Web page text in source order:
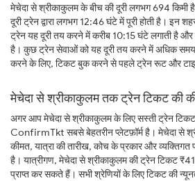
मेचेदा से श्रीकाकुलम के बीच की दूरी लगभग 694 किमी
दूरी ट्रेन द्वारा लगभग 12:46 घंटे में पूरी होती है। इन
ट्रेन यह दूरी तय करने में करीब 10:15 घंटे लगाती है
है। कुछ ट्रेन सेवाओं को यह दूरी तय करने में अधिक
करने के लिए, टिकट बुक करने से पहले ट्रेन रूट और
मेचेदा से श्रीकाकुलम तक ट्रेन टिकट की
अगर आप मेचेदा से श्रीकाकुलम के लिए सस्ती ट्रेन
ConfirmTkt सबसे बेहतरीन प्लेटफ़ॉर्म है। मेचेदा से
कीमत, यात्रा की तारीख, कोच के प्रकार और
है। यात्रीगण, मेचेदा से श्रीकाकुलम की ट्रेन टिकट
प्राप्त कर सकते हैं। सभी श्रेणियों के लिए टिकट की